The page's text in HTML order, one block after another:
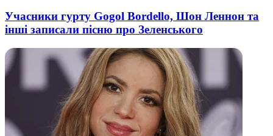
Учасники гурту Gogol Bordello, Шон Леннон та
інші записали пісню про Зеленського